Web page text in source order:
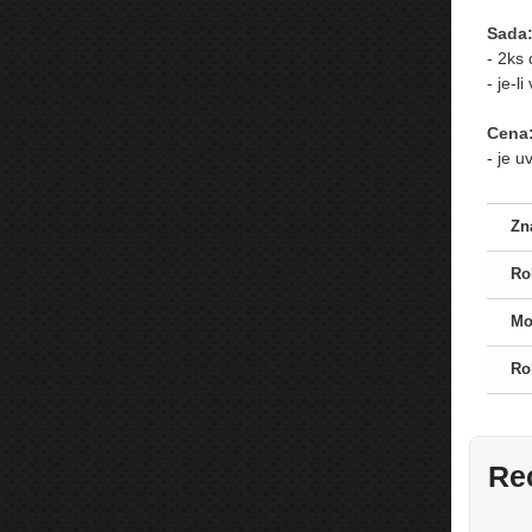
Sada:
- 2ks
- je-li
- je